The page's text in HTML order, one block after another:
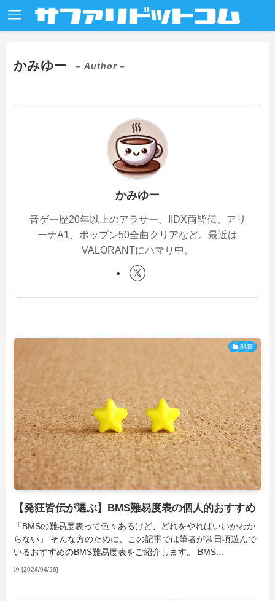
かみゆー – Author –
かみゆー
音ゲー歴20年以上のアラサー。IIDX両皆伝、アリ
ーナA1、ポップン50全曲クリアなど。最近は
VALORANTにハマり中。
BMS
【発狂皆伝が選ぶ】BMS難易度表の個人的おすすめ
「BMSの難易度表って色々あるけど、どれをやればいいかわか
らない」 そんな方のために、この記事では筆者が常日頃遊んで
いるおすすめのBMS難易度表をご紹介します。 BMS...
[2024/04/26]